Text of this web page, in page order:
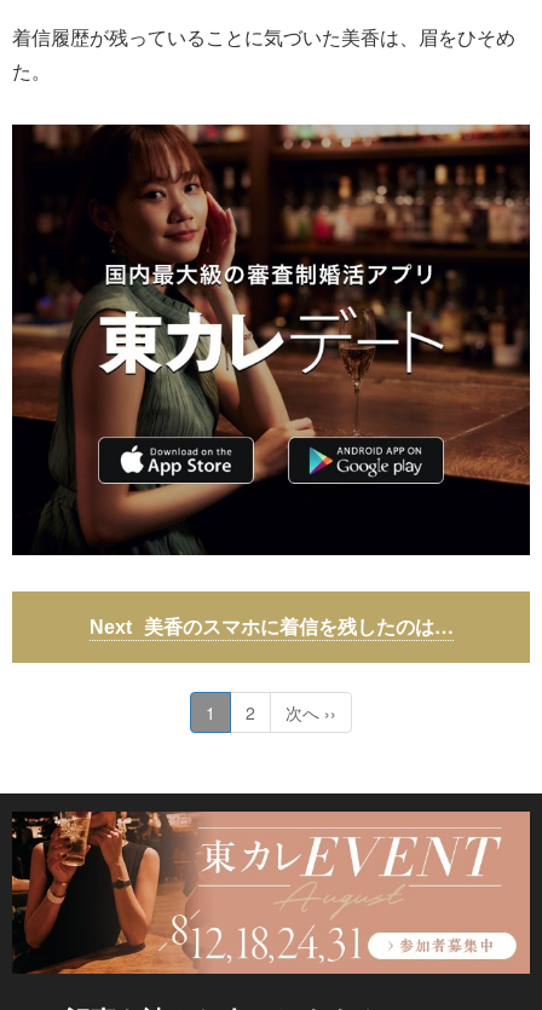
着信履歴が残っていることに気づいた美香は、眉をひそめ
た。
美香のスマホに着信を残したのは…
1 2 次へ ››